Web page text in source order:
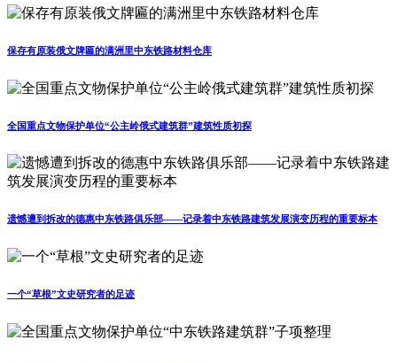
保存有原装俄文牌匾的满洲里中东铁路材料仓库
全国重点文物保护单位“公主岭俄式建筑群”建筑性质初探
遗憾遭到拆改的德惠中东铁路俱乐部——记录着中东铁路建筑发展演变历程的重要标本
一个“草根”文史研究者的足迹